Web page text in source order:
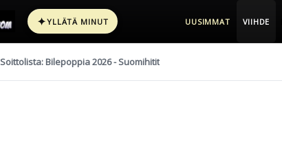
✦YLLÄTÄ MINUT UUSIMMAT VIIHDE
Soittolista: Bilepoppia 2026 - Suomihitit